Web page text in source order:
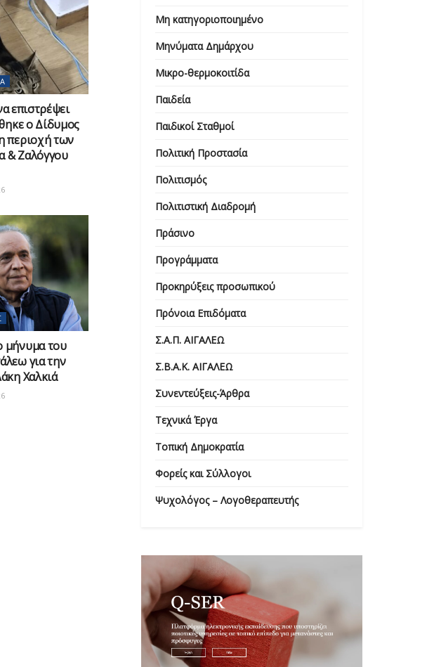
επιστρέψει
ο Δίδυμος
περιοχή των
& Ζαλόγγου
μήνυμα του
για την
Χαλκιά
Μη κατηγοριοποιημένο
Μηνύματα Δημάρχου
Μικρο-θερμοκοιτίδα
Παιδεία
Παιδικοί Σταθμοί
Πολιτική Προστασία
Πολιτισμός
Πολιτιστική Διαδρομή
Πράσινο
Προγράμματα
Προκηρύξεις προσωπικού
Πρόνοια Επιδόματα
Σ.Α.Π. ΑΙΓΑΛΕΩ
Σ.Β.Α.Κ. ΑΙΓΑΛΕΩ
Συνεντεύξεις-Άρθρα
Τεχνικά Έργα
Τοπική Δημοκρατία
Φορείς και Σύλλογοι
Ψυχολόγος – Λογοθεραπευτής